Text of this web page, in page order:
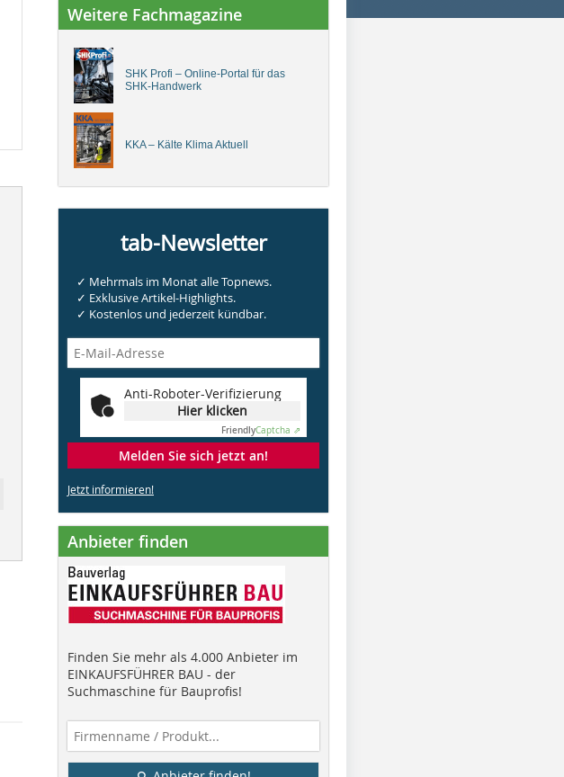
Weitere Fachmagazine
SHK Profi – Online-Portal für das
SHK-Handwerk
KKA – Kälte Klima Aktuell
tab-Newsletter
✓ Mehrmals im Monat alle Topnews.
✓ Exklusive Artikel-Highlights.
✓ Kostenlos und jederzeit kündbar.
Anti-Roboter-Verifizierung
Hier klicken
FriendlyCaptcha ⇗
Melden Sie sich jetzt an!
Jetzt informieren!
Anbieter finden
Finden Sie mehr als 4.000 Anbieter im
EINKAUFSFÜHRER BAU - der
Suchmaschine für Bauprofis!